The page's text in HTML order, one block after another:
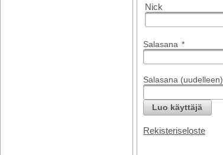
Nick
Salasana *
Salasana (uudelleen)
Luo käyttäjä
Rekisteriseloste